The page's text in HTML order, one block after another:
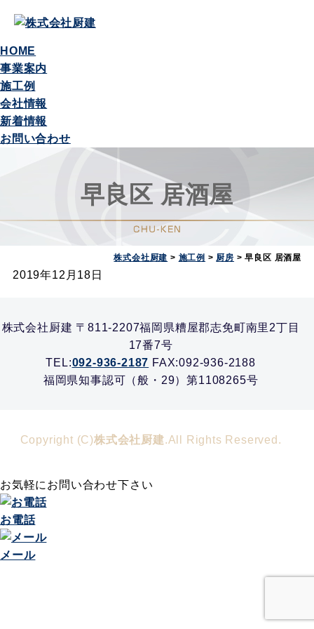
HOME
事業案内
施工例
会社情報
新着情報
お問い合わせ
早良区 居酒屋
株式会社厨建 > 施工例 > 厨房 >早良区 居酒屋
2019年12月18日
株式会社厨建 〒811-2207福岡県糟屋郡志免町南里2丁目
17番7号
TEL:092-936-2187 FAX:092-936-2188
福岡県知事認可（般・29）第1108265号
Copyright (C)株式会社厨建.All Rights Reserved.
お気軽にお問い合わせ下さい
お電話
メール